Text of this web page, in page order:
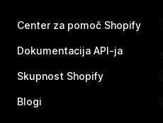
Center za pomoč Shopify
Dokumentacija API-ja
Skupnost Shopify
Blogi